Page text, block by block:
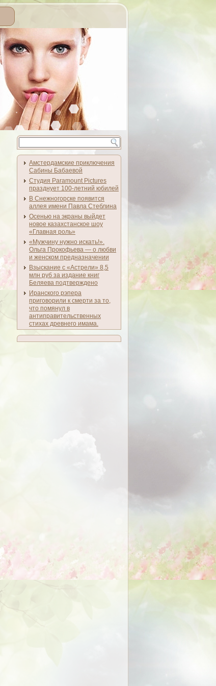
Амстердамские приключения
Сабины Бабаевой
Студия Paramount Pictures
празднует 100-летний юбилей
В Снежногорске появится
аллея имени Павла Стеблина
Осенью на экраны выйдет
новое казахстанское шоу
«Главная роль»
«Мужчину нужно искать!».
Ольга Прокофьева — о любви
и женском предназначении
Взыскание с «Астрели» 8,5
млн руб за издание книг
Беляева подтверждено
Иранского рэпера
приговорили к смерти за то,
что помянул в
антиправительственных
стихах древнего имама.